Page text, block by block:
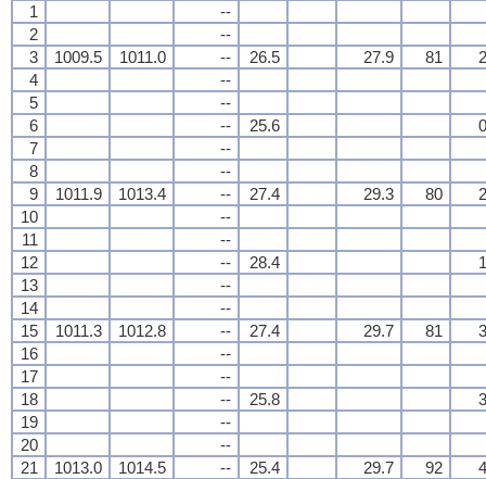
1
--
2
--
3
1009.5 1011.0 -- 26.5 27.9 81
4
--
5
--
6
-- 25.6
7
--
8
--
9
1011.9 1013.4 -- 27.4 29.3 80
10
--
11
--
12
-- 28.4
13
--
14
--
15
1011.3 1012.8 -- 27.4 29.7 81
16
--
17
--
18
-- 25.8
19
--
20
--
21
1013.0 1014.5 -- 25.4 29.7 92